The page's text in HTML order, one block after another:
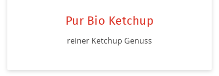
Pur Bio Ketchup
reiner Ketchup Genuss